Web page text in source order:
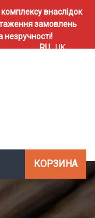
внаслідок
замовлень
КОРЗИНА
RU UK